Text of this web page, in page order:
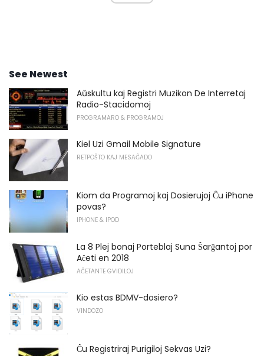
See Newest
Aŭskultu kaj Registri Muzikon De Interretaj
Radio-Stacidomoj
PROGRAMARO & PROGRAMOJ
Kiel Uzi Gmail Mobile Signature
RETPOŜTO KAJ MESAĜADO
Kiom da Programoj kaj Dosierujoj Ĉu iPhone
povas?
IPHONE & IPOD
La 8 Plej bonaj Porteblaj Suna Ŝarĝantoj por
Aĉeti en 2018
AĈETANTE GVIDILOJ
Kio estas BDMV-dosiero?
VINDOZO
Ĉu Registriraj Purigiloj Sekvas Uzi?